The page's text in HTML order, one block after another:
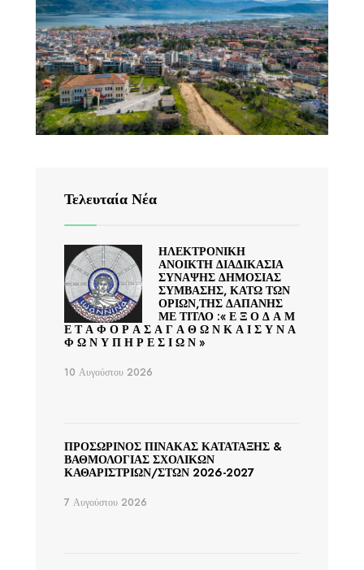
Τελευταία Νέα
ΗΛΕΚΤΡΟΝΙΚΗ
ΑΝΟΙΚΤΗ ΔΙΑΔΙΚΑΣΙΑ
ΣΥΝΑΨΗΣ ΔΗΜΟΣΙΑΣ
ΣΥΜΒΑΣΗΣ, ΚΑΤΩ ΤΩΝ
ΟΡΙΩΝ,ΤΗΣ ΔΑΠΑΝΗΣ
ΜΕ ΤΙΤΛΟ :« Ε Ξ Ο Δ Α Μ
Ε Τ Α Φ Ο Ρ Α Σ Α Γ Α Θ Ω Ν Κ Α Ι Σ Υ Ν Α
Φ Ω Ν Υ Π Η Ρ Ε Σ Ι Ω Ν »
10 Αυγούστου 2026
ΠΡΟΣΩΡΙΝΟΣ ΠΙΝΑΚΑΣ ΚΑΤΑΤΑΞΗΣ &
ΒΑΘΜΟΛΟΓΙΑΣ ΣΧΟΛΙΚΩΝ
ΚΑΘΑΡΙΣΤΡΙΩΝ/ΣΤΩΝ 2026-2027
7 Αυγούστου 2026